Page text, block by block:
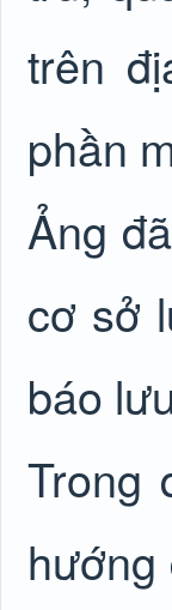
trên
phần
Ảng
cơ sở
báo
Trong
hướng